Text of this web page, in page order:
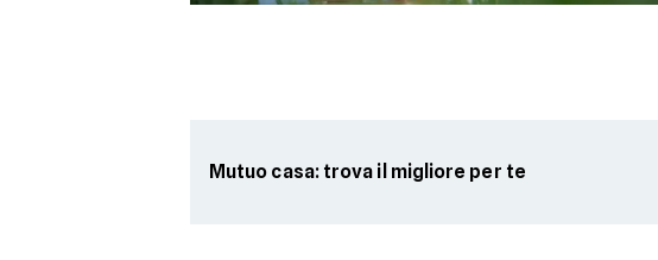
Mutuo casa: trova il migliore per te